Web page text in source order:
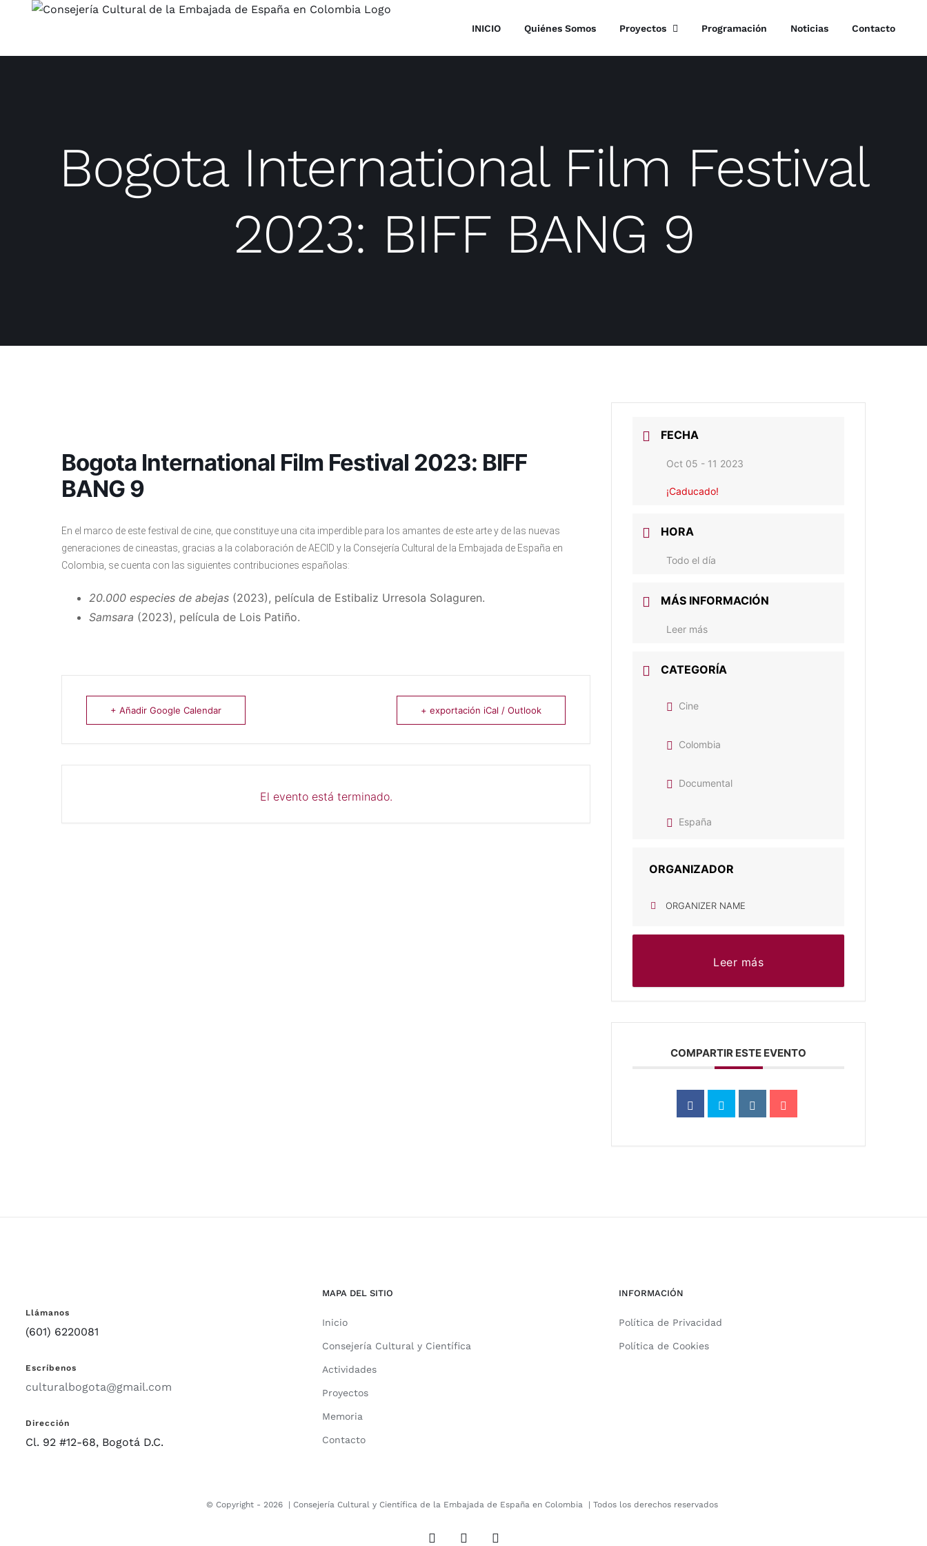
INICIO Quiénes Somos Proyectos Programación Noticias Contacto
Bogota International Film Festival
2023: BIFF BANG 9
Bogota International Film Festival 2023: BIFF
BANG 9
En el marco de este festival de cine, que constituye una cita imperdible para los amantes de este arte y de las nuevas
generaciones de cineastas, gracias a la colaboración de AECID y la Consejería Cultural de la Embajada de España en
Colombia, se cuenta con las siguientes contribuciones españolas:
20.000 especies de abejas (2023), película de Estibaliz Urresola Solaguren.
Samsara (2023), película de Lois Patiño.
+ Añadir Google Calendar + exportación iCal / Outlook
El evento está terminado.
FECHA
Oct 05 - 11 2023
¡Caducado!
HORA
Todo el día
MÁS INFORMACIÓN
Leer más
CATEGORÍA
Cine
Colombia
Documental
España
ORGANIZADOR
ORGANIZER NAME
Leer más
COMPARTIR ESTE EVENTO
Llámanos
(601) 6220081
Escríbenos
culturalbogota@gmail.com
Dirección
Cl. 92 #12-68, Bogotá D.C.
MAPA DEL SITIO
Inicio
Consejería Cultural y Científica
Actividades
Proyectos
Memoria
Contacto
INFORMACIÓN
Política de Privacidad
Política de Cookies
© Copyright - 2026 | Consejería Cultural y Científica de la Embajada de España en Colombia | Todos los derechos reservados